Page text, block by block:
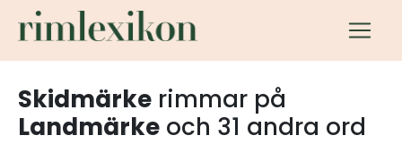
Skidmärke rimmar på
Landmärke och 31 andra ord